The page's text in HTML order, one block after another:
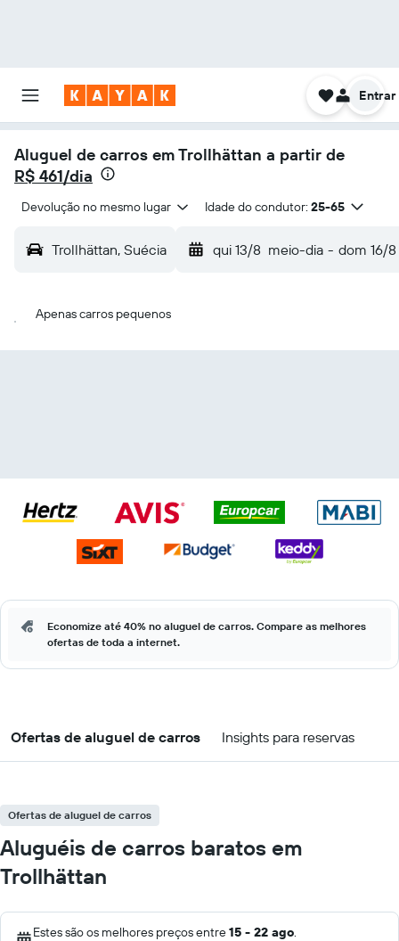
Entrar
Aluguel de carros em Trollhättan a partir de
R$ 461/dia
Devolução no mesmo lugar Idade do condutor: 25-65
Trollhättan, Suécia qui 13/8 meio-dia - dom 16/8
Apenas carros pequenos
Economize até 40% no aluguel de carros. Compare as melhores
ofertas de toda a internet.
Ofertas de aluguel de carros Insights para reservas
Ofertas de aluguel de carros
Aluguéis de carros baratos em
Trollhättan
Estes são os melhores preços entre15 - 22 ago.